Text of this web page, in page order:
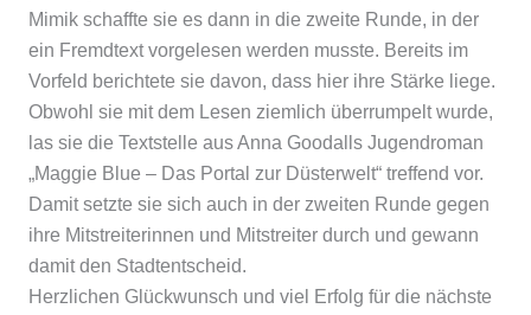
Mimik schaffte sie es dann in die zweite Runde, in der
ein Fremdtext vorgelesen werden musste. Bereits im
Vorfeld berichtete sie davon, dass hier ihre Stärke liege.
Obwohl sie mit dem Lesen ziemlich überrumpelt wurde,
las sie die Textstelle aus Anna Goodalls Jugendroman
„Maggie Blue – Das Portal zur Düsterwelt“ treffend vor.
Damit setzte sie sich auch in der zweiten Runde gegen
ihre Mitstreiterinnen und Mitstreiter durch und gewann
damit den Stadtentscheid.
Herzlichen Glückwunsch und viel Erfolg für die nächste